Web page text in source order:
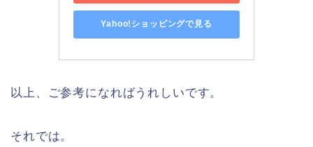
Yahoo!ショッピングで見る
以上、ご参考になればうれしいです。
それでは。